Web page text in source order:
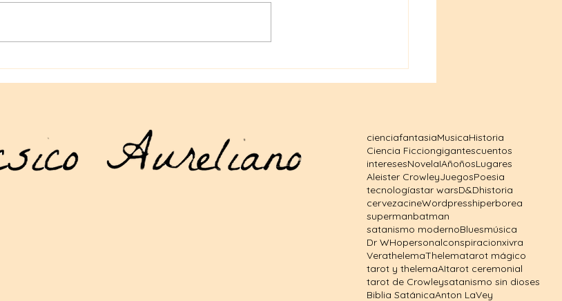
arma mágica
Aleister Crowley en la
cienciafantasiaMusicaHistoria
Ciencia Ficciongigantescuentos
interesesNovelaIAñoñosLugares
Aleister CrowleyJuegosPoesia
tecnologíastar warsD&Dhistoria
cervezacineWordpresshiperborea
supermanbatman
satanismo modernoBluesmúsica
Dr WHopersonalconspiracionxivra
VerathelemaThelematarot mágico
tarot y thelemaAItarot ceremonial
tarot de Crowleysatanismo sin dioses
Biblia SatánicaAnton LaVey